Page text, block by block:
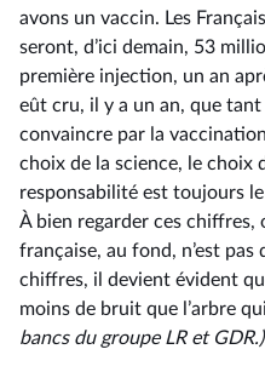
avons un vaccin. Les
seront, d’ici demain, 53
première injection, un an
eût cru, il y a un an, que tant
convaincre par la
choix de la science, le choix
responsabilité est toujours
À bien regarder ces chiffres,
française, au fond, n’est pas
chiffres, il devient évident
moins de bruit que l’arbre
bancs du groupe LR et GDR.)